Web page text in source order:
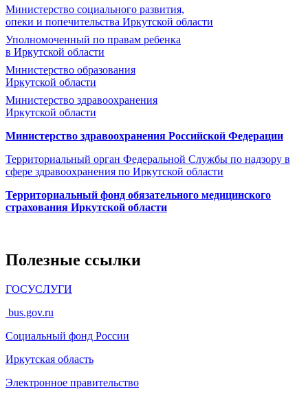
Министерство социального развития,
опеки и попечительства Иркутской области
Уполномоченный по правам ребенка
в Иркутской области
Министерство образования
Иркутской области
Министерство здравоохранения
Иркутской области
Министерство здравоохранения Росcийской Федерации
Территориальный орган Федеральной Службы по надзору в
сфере здравоохранения по Иркутской области
Территориальный фонд обязательного медицинского
страхования Иркутской области
Полезные ссылки
ГОСУСЛУГИ
bus.gov.ru
Социальный фонд России
Иркутская область
Электронное правительство